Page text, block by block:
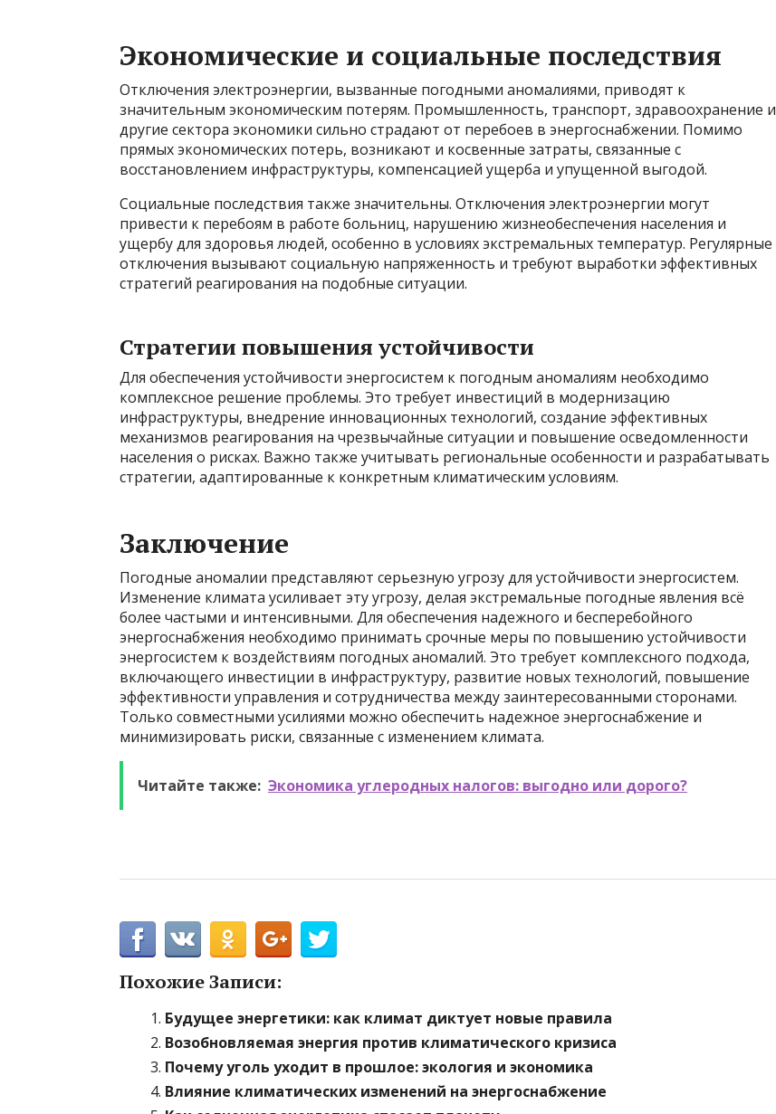
Экономические и социальные последствия
Отключения электроэнергии, вызванные погодными аномалиями, приводят к
значительным экономическим потерям. Промышленность, транспорт, здравоохранение и
другие сектора экономики сильно страдают от перебоев в энергоснабжении. Помимо
прямых экономических потерь, возникают и косвенные затраты, связанные с
восстановлением инфраструктуры, компенсацией ущерба и упущенной выгодой.
Социальные последствия также значительны. Отключения электроэнергии могут
привести к перебоям в работе больниц, нарушению жизнеобеспечения населения и
ущербу для здоровья людей, особенно в условиях экстремальных температур. Регулярные
отключения вызывают социальную напряженность и требуют выработки эффективных
стратегий реагирования на подобные ситуации.
Стратегии повышения устойчивости
Для обеспечения устойчивости энергосистем к погодным аномалиям необходимо
комплексное решение проблемы. Это требует инвестиций в модернизацию
инфраструктуры, внедрение инновационных технологий, создание эффективных
механизмов реагирования на чрезвычайные ситуации и повышение осведомленности
населения о рисках. Важно также учитывать региональные особенности и разрабатывать
стратегии, адаптированные к конкретным климатическим условиям.
Заключение
Погодные аномалии представляют серьезную угрозу для устойчивости энергосистем.
Изменение климата усиливает эту угрозу, делая экстремальные погодные явления всё
более частыми и интенсивными. Для обеспечения надежного и бесперебойного
энергоснабжения необходимо принимать срочные меры по повышению устойчивости
энергосистем к воздействиям погодных аномалий. Это требует комплексного подхода,
включающего инвестиции в инфраструктуру, развитие новых технологий, повышение
эффективности управления и сотрудничества между заинтересованными сторонами.
Только совместными усилиями можно обеспечить надежное энергоснабжение и
минимизировать риски, связанные с изменением климата.
Читайте также: Экономика углеродных налогов: выгодно или дорого?
Похожие Записи:
Будущее энергетики: как климат диктует новые правила
Возобновляемая энергия против климатического кризиса
Почему уголь уходит в прошлое: экология и экономика
Влияние климатических изменений на энергоснабжение